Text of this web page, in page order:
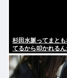
杉田水脈ってまと
てるから叩かれる